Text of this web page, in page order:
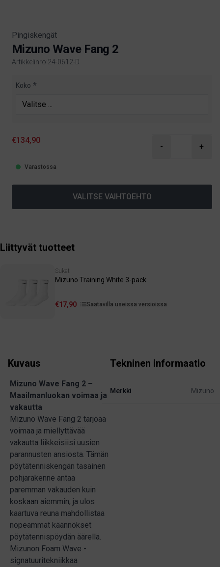
Pingiskengät
Mizuno Wave Fang 2
Artikkelinro:24-0612-D
Product information
Koko
€134,90
- +
Varastossa
VALITSE VAIHTOEHTO
Liittyvät tuotteet
Sukat
Mizuno Training White 3-pack
€17,90 Saatavilla useissa versioissa
Kuvaus
Mizuno Wave Fang 2 –
Maailmanluokan voimaa ja
vakautta
Mizuno Wave Fang 2 tarjoaa
voimaa ja miellyttävää
vakautta liikkeisiisi uusien
parannusten ansiosta. Tämän
pöytätenniskengän tasainen
pohjarakenne antaa
paremman vakauden kuin
koskaan aiemmin, ja ulos
kaartuva reuna mahdollistaa
nopeammat käännökset
pöytätennispöydän äärellä.
Mizunon Foam Wave -
signatuuritekniikkaa
Tekninen informaatio
Merkki Mizuno